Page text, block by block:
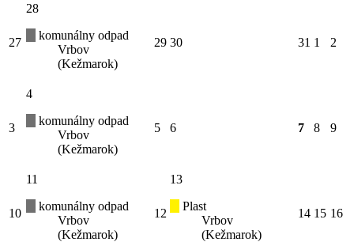
27
28
komunálny odpad
Vrbov
(Kežmarok)
29 30 31 1 2
3
4
komunálny odpad
Vrbov
(Kežmarok)
5 6 7 8 9
10
11
komunálny odpad
Vrbov
(Kežmarok)
12
13
Plast
Vrbov
(Kežmarok)
14 15 16